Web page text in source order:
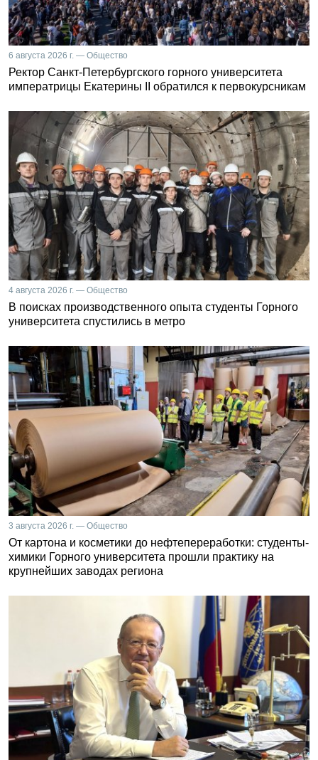
6 августа 2026 г. — Общество
Ректор Санкт-Петербургского горного университета
императрицы Екатерины II обратился к первокурсникам
4 августа 2026 г. — Общество
В поисках производственного опыта студенты Горного
университета спустились в метро
3 августа 2026 г. — Общество
От картона и косметики до нефтепереработки: студенты-
химики Горного университета прошли практику на
крупнейших заводах региона